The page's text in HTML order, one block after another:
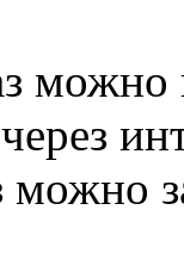
можно
можно